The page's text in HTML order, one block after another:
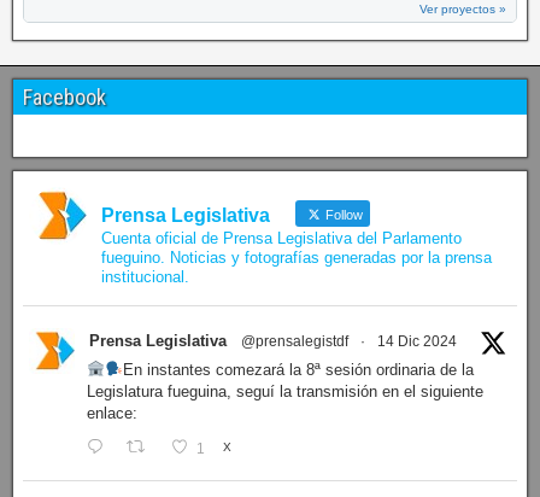
Ver proyectos »
Facebook
Prensa Legislativa Follow
Cuenta oficial de Prensa Legislativa del Parlamento
fueguino. Noticias y fotografías generadas por la prensa
institucional.
Prensa Legislativa @prensalegistdf · 14 Dic 2024
En instantes comezará la 8ª sesión ordinaria de la
Legislatura fueguina, seguí la transmisión en el siguiente
enlace:
1 X